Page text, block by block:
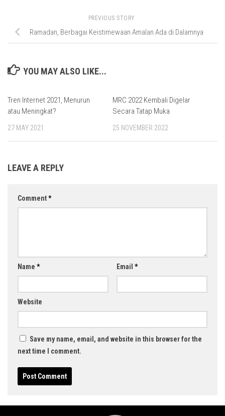
PREVIOUS STORY
Ramadan, Berbagai Keistimewaan Amalan Ada di Dalamnya
YOU MAY ALSO LIKE...
Tren Internet 2021, Menurun
atau Meningkat?
27 MAY 2021
MRC 2022 Kembali Digelar
Secara Tatap Muka
25 NOVEMBER 2022
LEAVE A REPLY
Comment*
Name * Email *
Website
Save my name, email, and website in this browser for the
next time I comment.